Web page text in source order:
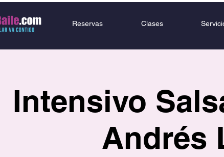
Reservas Clases
Intensivo
Andrés